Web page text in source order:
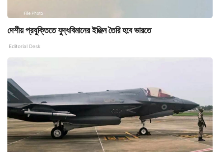
দেশীয় প্রযুক্তিতে যুদ্ধবিমানের ইঞ্জিন তৈরি হবে ভারতে
Editorial Desk